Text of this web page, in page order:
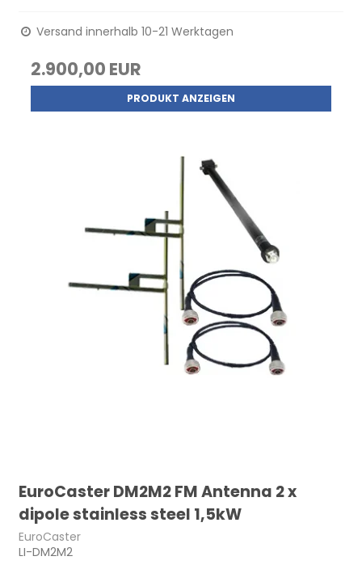
Versand innerhalb 10-21 Werktagen
2.900,00 EUR
PRODUKT ANZEIGEN
EuroCaster DM2M2 FM Antenna 2 x
dipole stainless steel 1,5kW
EuroCaster
LI-DM2M2